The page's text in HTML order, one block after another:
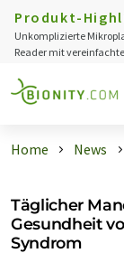
Produkt-
Unkomplizierte
Reader mit
Home News
Täglicher
Gesundheit
Syndrom